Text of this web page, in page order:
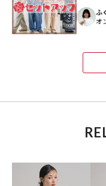
4,994円（2025年8月18
※「参考価格」とは、
「アメリカの豊かさとワ
ど自分たちが本気でカッ
む生活体験者＝フリーク
方を提案するセレクトシ
ふ
オ